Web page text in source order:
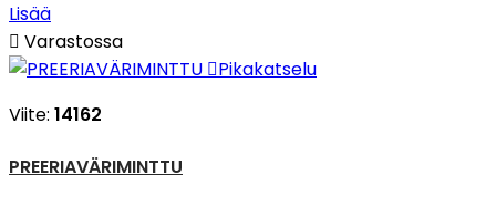
Lisää
 Varastossa
Pikakatselu
Viite: 14162
PREERIAVÄRIMINTTU